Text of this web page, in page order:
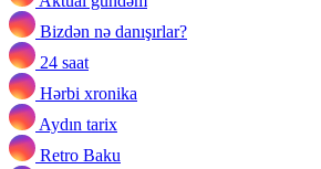
Bizdən nə danışırlar?
24 saat
Hərbi xronika
Aydın tarix
Retro Baku